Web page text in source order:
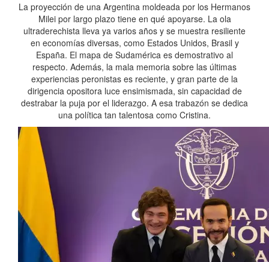
La proyección de una Argentina moldeada por los Hermanos
Milei por largo plazo tiene en qué apoyarse. La ola
ultraderechista lleva ya varios años y se muestra resiliente
en economías diversas, como Estados Unidos, Brasil y
España. El mapa de Sudamérica es demostrativo al
respecto. Además, la mala memoria sobre las últimas
experiencias peronistas es reciente, y gran parte de la
dirigencia opositora luce ensimismada, sin capacidad de
destrabar la puja por el liderazgo. A esa trabazón se dedica
una política tan talentosa como Cristina.